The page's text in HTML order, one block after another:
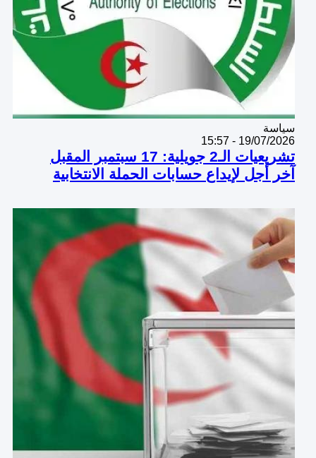
Catégorie
سياسة
19/07/2026 - 15:57
تشريعيات الـ2 جويلية: 17 سبتمبر المقبل
آخر أجل لإيداع حسابات الحملة الانتخابية